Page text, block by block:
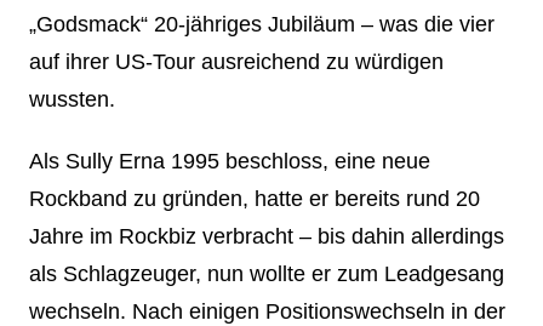
„Godsmack“ 20-jähriges Jubiläum – was die vier
auf ihrer US-Tour ausreichend zu würdigen
wussten.
Als Sully Erna 1995 beschloss, eine neue
Rockband zu gründen, hatte er bereits rund 20
Jahre im Rockbiz verbracht – bis dahin allerdings
als Schlagzeuger, nun wollte er zum Leadgesang
wechseln. Nach einigen Positionswechseln in der